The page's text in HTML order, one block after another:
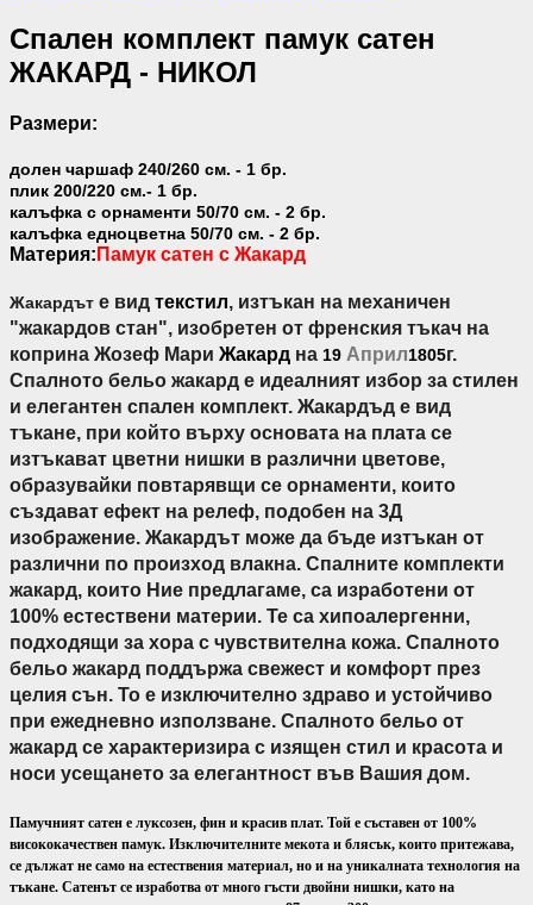
Спален комплект памук сатен
ЖАКАРД - НИКОЛ
Размери:
долен чаршаф 240/260 см. - 1 бр.
плик 200/220 см.- 1 бр.
калъфка с орнаменти 50/70 см. - 2 бр.
калъфка едноцветна 50/70 см. - 2 бр.
Материя: Памук сатен с Жакард
Жакардът е вид текстил, изтъкан на механичен
"жакардов стан", изобретен от френския тъкач на
коприна Жозеф Мари Жакард на 19 Април1805г.
Спалното бельо жакард е идеалният избор за стилен
и елегантен спален комплект. Жакардъд е вид
тъкане, при който върху основата на плата се
изтъкават цветни нишки в различни цветове,
образувайки повтарявщи се орнаменти, които
създават ефект на релеф, подобен на 3Д
изображение. Жакардът може да бъде изтъкан от
различни по произход влакна. Спалните комплекти
жакард, които Ние предлагаме, са изработени от
100% естествени материи. Те са хипоалергенни,
подходящи за хора с чувствителна кожа. Спалното
бельо жакард поддържа свежест и комфорт през
целия сън. То е изключително здраво и устойчиво
при ежедневно използване. Спалното бельо от
жакард се характеризира с изящен стил и красота и
носи усещането за елегантност във Вашия дом.
Памучният сатен е луксозен, фин и красив плат. Той е съставен от 100%
висококачествен памук. Изключителните мекота и блясък, които притежава,
се дължат не само на естествения материал, но и на уникалната технология на
тъкане. Сатенът се изработва от много гъсти двойни нишки, като на